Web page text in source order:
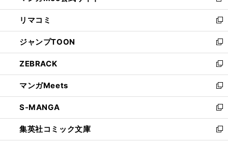
ウ
で
開
く
ン
ド
ウ
で
開
く
ウ
ィ
ン
ド
ウ
で
開
く
し
い
ウ
ィ
ン
ド
ウ
で
開
く
リマコミ
新
し
い
ウ
ィ
ン
ド
ウ
で
開
く
ジャンプTOON
新
し
い
ウ
ィ
ン
ド
ウ
で
開
ZEBRACK
新
し
い
ウ
ィ
ン
ド
ウ
マンガMeets
新
し
い
ウ
ィ
ン
S-MANGA
新
し
い
ウ
集英社コミック文庫
新
し